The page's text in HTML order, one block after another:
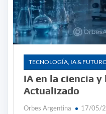
TECNOLOGÍA, IA &
IA en la ciencia
Actualizado
Orbes Argentina 17/05/